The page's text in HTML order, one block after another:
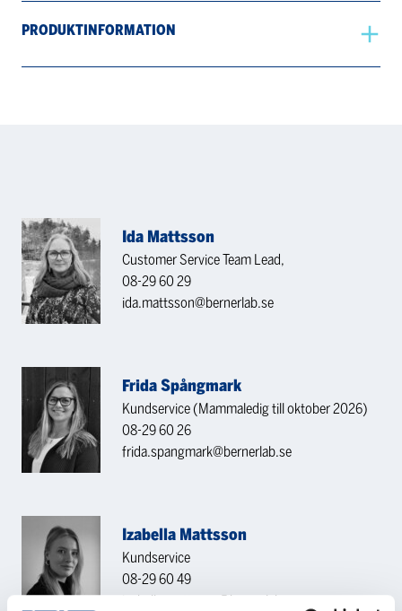
PRODUKTINFORMATION
Ida Mattsson
Customer Service Team Lead,
08-29 60 29
ida.mattsson@bernerlab.se
Frida Spångmark
Kundservice (Mammaledig till oktober 2026)
08-29 60 26
frida.spangmark@bernerlab.se
Izabella Mattsson
Kundservice
08-29 60 49
izabella.mattsson@bernerlab.se